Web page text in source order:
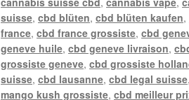
suisse,cbd blüten,cbd blüten kaufen,
france,cbd france grossiste,cbd
geneve huile,cbd geneve livraison,
grossiste geneve,cbd grossiste
suisse,cbd lausanne,cbd legal suisse
mango kush grossiste,cbd meilleur